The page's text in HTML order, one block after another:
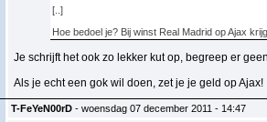
[..]
Hoe bedoel je? Bij winst Real Madrid op Ajax
Je schrijft het ook zo lekker kut op, begreep er
Als je echt een gok wil doen, zet je je geld op Ajax!
T-FeYeN00rD - woensdag 07 december 2011 - 14:47